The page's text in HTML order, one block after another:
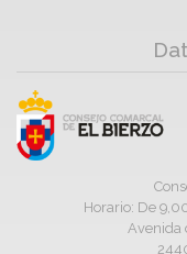
Horario: De
Avenida